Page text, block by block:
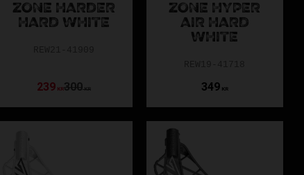
ZONE HARDER
HARD WHITE
239KR300KR
ZONE HYPER
AIR HARD
WHITE
349KR